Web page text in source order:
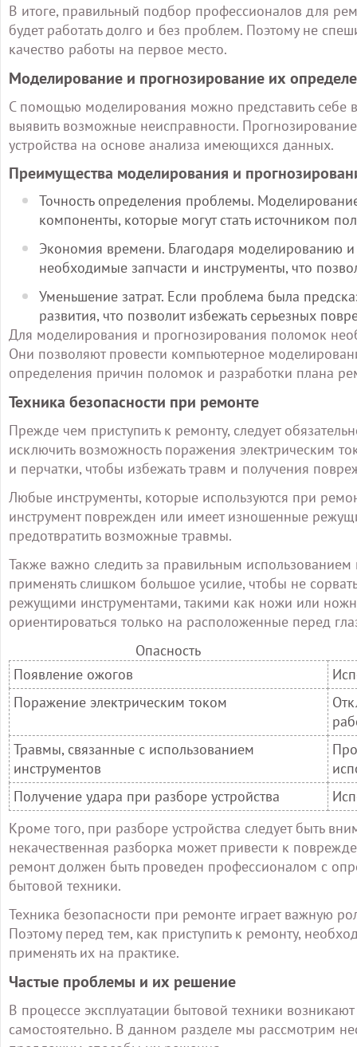
В итоге, правильный подбор профессионалов для
будет работать долго и без проблем. Поэтому не
качество работы на первое место.
Моделирование и прогнозирование их
С помощью моделирования можно представить себе
выявить возможные неисправности.
устройства на основе анализа имеющихся данных.
Преимущества моделирования и
Точность определения проблемы.
компоненты, которые могут стать источником
Экономия времени. Благодаря моделированию
необходимые запчасти и инструменты, что
Уменьшение затрат. Если проблема была
развития, что позволит избежать серьезных
Для моделирования и прогнозирования поломок
Они позволяют провести компьютерное
определения причин поломок и разработки плана
Техника безопасности при ремонте
Прежде чем приступить к ремонту, следует
исключить возможность поражения электрическим
и перчатки, чтобы избежать травм и получения
Любые инструменты, которые используются при
инструмент поврежден или имеет изношенные
предотвратить возможные травмы.
Также важно следить за правильным
применять слишком большое усилие, чтобы не
режущими инструментами, такими как ножи или
ориентироваться только на расположенные перед
Опасность
Появление ожогов
Поражение электрическим током
Травмы, связанные с использованием
инструментов
Получение удара при разборе устройства
Кроме того, при разборе устройства следует быть
некачественная разборка может привести к
ремонт должен быть проведен профессионалом с
бытовой техники.
Техника безопасности при ремонте играет важную
Поэтому перед тем, как приступить к ремонту,
применять их на практике.
Частые проблемы и их решение
В процессе эксплуатации бытовой техники
самостоятельно. В данном разделе мы рассмотрим